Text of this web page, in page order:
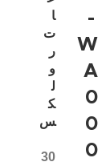
-
W
A
0
0
0
ا
ت
ر
و
ل
ك
س
30